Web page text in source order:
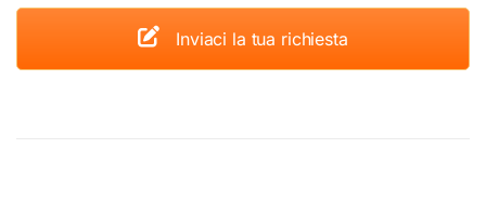
Inviaci la tua richiesta